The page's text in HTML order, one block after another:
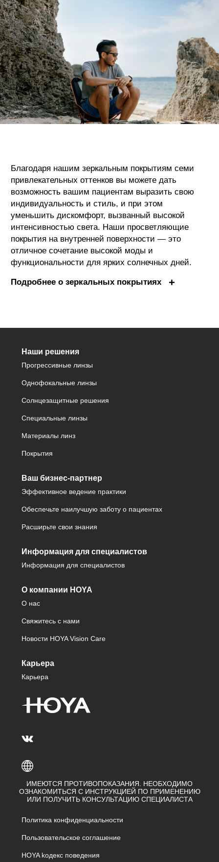
Благодаря нашим зеркальным покрытиям семи
привлекательных оттенков вы можете дать
возможность вашим пациентам выразить свою
индивидуальность и стиль, и при этом
уменьшить дискомфорт, вызванный высокой
интенсивностью света. Наши просветляющие
покрытия на внутренней поверхности — это
отличное сочетание высокой моды и
функциональности для ярких солнечных дней.
Подробнее о зеркальных покрытиях
Наши решения
Прогрессивные линзы
Однофокальные линзы
Солнцезащитные решения
Специальные линзы
Материалы линз
Покрытия
Ваш бизнес-партнер
Эффективное ведение практики
Обеспечьте наилучшую заботу о пациентах
Расширьте свои знания
Информация для специалистов
Информация для специалистов
О компании HOYA
О нас
Свяжитесь с нами
Новости HOYA Vision Care
Карьера
Карьера
ИМЕЮТСЯ ПРОТИВОПОКАЗАНИЯ. НЕОБХОДИМО
ОЗНАКОМИТЬСЯ С ИНСТРУКЦИЕЙ ПО ПРИМЕНЕНИЮ
ИЛИ ПОЛУЧИТЬ КОНСУЛЬТАЦИЮ СПЕЦИАЛИСТА
Политика конфиденциальности
Пользовательское соглашение
HOYA kодекс поведения